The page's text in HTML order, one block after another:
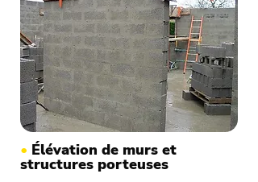
• Élévation de murs et
structures porteuses